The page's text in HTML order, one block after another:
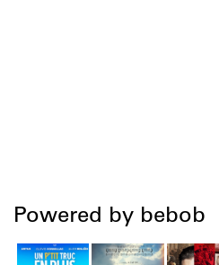
Powered by bebob